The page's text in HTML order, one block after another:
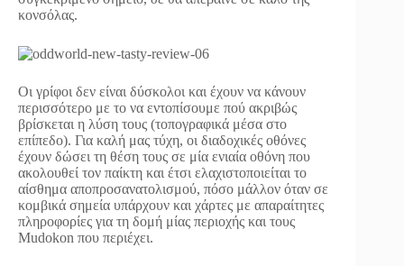
κονσόλας.
Οι γρίφοι δεν είναι δύσκολοι και έχουν να κάνουν
περισσότερο με το να εντοπίσουμε πού ακριβώς
βρίσκεται η λύση τους (τοπογραφικά μέσα στο
επίπεδο). Για καλή μας τύχη, οι διαδοχικές οθόνες
έχουν δώσει τη θέση τους σε μία ενιαία οθόνη που
ακολουθεί τον παίκτη και έτσι ελαχιστοποιείται το
αίσθημα αποπροσανατολισμού, πόσο μάλλον όταν σε
κομβικά σημεία υπάρχουν και χάρτες με απαραίτητες
πληροφορίες για τη δομή μίας περιοχής και τους
Mudokon που περιέχει.